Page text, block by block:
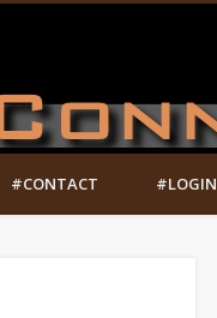
#CONTACT #LOGIN